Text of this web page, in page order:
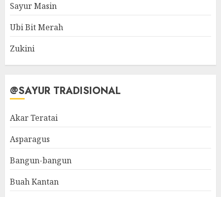
Sayur Masin
Ubi Bit Merah
Zukini
@SAYUR TRADISIONAL
Akar Teratai
Asparagus
Bangun-bangun
Buah Kantan